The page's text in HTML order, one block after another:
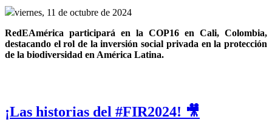
viernes, 11 de octubre de 2024
RedEAmérica participará en la COP16 en Cali, Colombia,
destacando el rol de la inversión social privada en la protección
de la biodiversidad en América Latina.
¡Las historias del #FIR2024! 🎥